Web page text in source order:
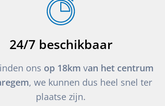
24/7 beschikbaar
ons op 18km van het centrum
, we kunnen dus heel snel ter
plaatse zijn.